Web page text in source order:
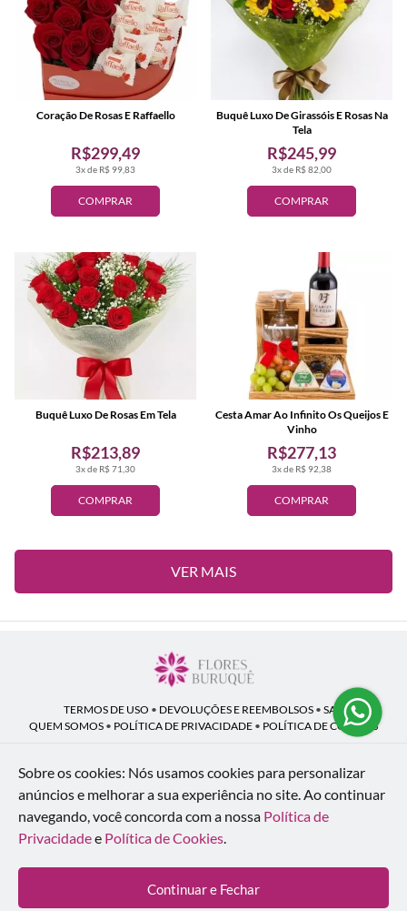
COMPRAR
3x de R$ 99,83
R$299,49
Coração De Rosas E Raffaello
COMPRAR
3x de R$ 82,00
R$245,99
Buquê Luxo De Girassóis E Rosas Na
Tela
COMPRAR
3x de R$ 71,30
R$213,89
Buquê Luxo De Rosas Em Tela
COMPRAR
3x de R$ 92,38
R$277,13
Cesta Amar Ao Infinito Os Queijos E
Vinho
VER MAIS
TERMOS DE USO • DEVOLUÇÕES E REEMBOLSOS • SAC
QUEM SOMOS • POLÍTICA DE PRIVACIDADE • POLÍTICA DE COOKIES
Flores Buruquê | CNPJ: 53.136.758/0001-18
Rua Coronel João Guilherme Guimarães, 1640 - Bom Retiro - Curitiba - PR -
80520-280
WhatsApp: (41) 98154-876| Telefone: (41) 9 9815-4876
© 2024-2026 - Todos os direitos reservados - Desenvolvido por
Inteligentes
Sobre os cookies: Nós usamos cookies para personalizar
anúncios e melhorar a sua experiência no site.Ao continuar
navegando, você concorda com a nossa Política de
Privacidadee Política de Cookies.
Continuar e Fechar